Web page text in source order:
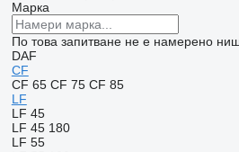
Марка
По това запитване не е намерено
DAF
CF
CF 65 CF 75 CF 85
LF
LF 45
LF 45 180
LF 55